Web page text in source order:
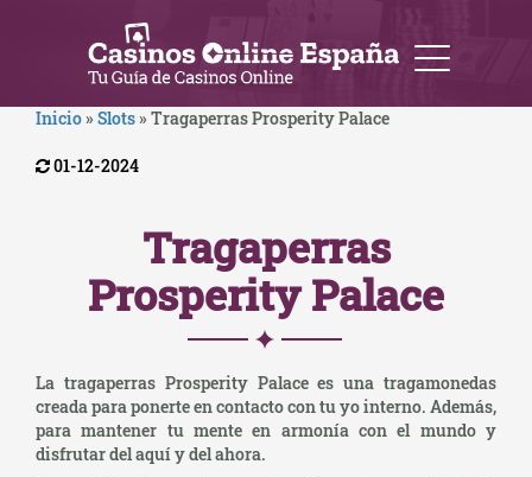
Inicio» Slots» Tragaperras Prosperity Palace
01-12-2024
Tragaperras
Prosperity Palace
La tragaperras Prosperity Palace es una tragamonedas
creada para ponerte en contacto con tu yo interno. Además,
para mantener tu mente en armonía con el mundo y
disfrutar del aquí y del ahora.